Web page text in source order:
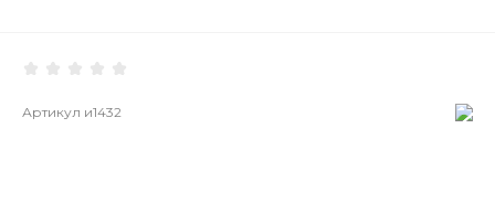
Артикул и1432